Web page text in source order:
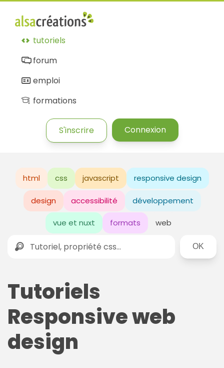
tutoriels
forum
emploi
formations
S'inscrire Connexion
html css javascript responsive design
design accessibilité développement
vue et nuxt formats web
Rechercher
Tutoriels
Responsive web
design